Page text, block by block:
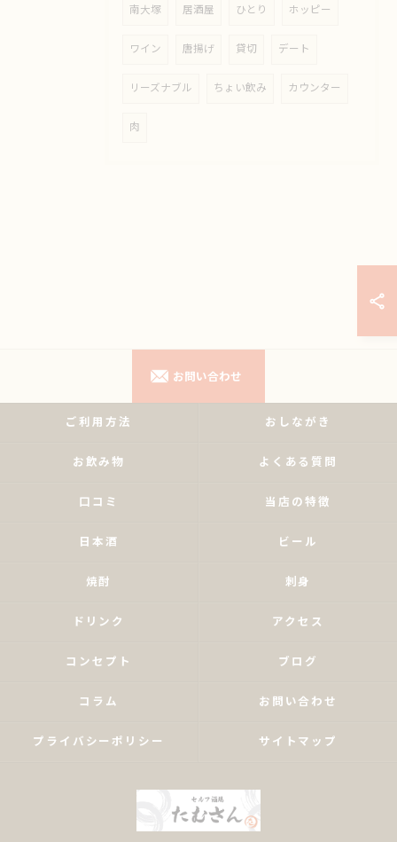
南大塚 居酒屋 ひとり ホッピー
ワイン 唐揚げ 貸切 デート
リーズナブル ちょい飲み カウンター
肉
お問い合わせ
ご利用方法 おしながき
お飲み物 よくある質問
口コミ 当店の特徴
日本酒 ビール
焼酎 刺身
ドリンク アクセス
コンセプト ブログ
コラム お問い合わせ
プライバシーポリシー サイトマップ